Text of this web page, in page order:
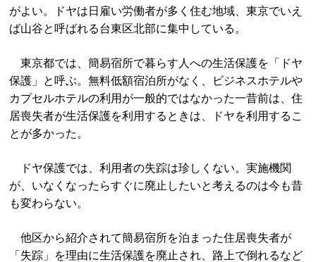
がよい。ドヤは日雇い労働者が多く住む地域、東京でいえ
ば山谷と呼ばれる台東区北部に集中している。
東京都では、簡易宿所で暮らす人への生活保護を「ドヤ
保護」と呼ぶ。無料低額宿泊所がなく、ビジネスホテルや
カプセルホテルの利用が一般的ではなかった一昔前は、住
居喪失者が生活保護を利用するときは、ドヤを利用するこ
とが多かった。
ドヤ保護では、利用者の失踪は珍しくない。実施機関
が、いなくなったらすぐに廃止したいと考えるのは今も昔
も変わらない。
他区から紹介されて簡易宿所を泊まった住居喪失者が
「失踪」を理由に生活保護を廃止され、路上で倒れるなど